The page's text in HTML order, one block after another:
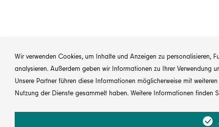
Wir verwenden Cookies, um Inhalte und Anzeigen zu personalisieren,
analysieren. Außerdem geben wir Informationen zu Ihrer Verwendung
Unsere Partner führen diese Informationen möglicherweise mit
Nutzung der Dienste gesammelt haben. Weitere Informationen finden